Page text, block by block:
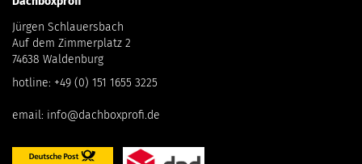
Jürgen Schlauersbach
Auf dem Zimmerplatz 2
74638 Waldenburg
hotline: +49 (0) 151 1655 3225
email: info@dachboxprofi.de